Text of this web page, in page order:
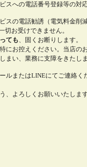
スへの電話番号登録等の対
スの電話勧誘（電気料金削減
切お受けできません。
ても、固くお断りします。
にお控えください。当店の
まい、業務に支障をきたしま
ルまたはLINEにてご連絡く
、よろしくお願いいたします